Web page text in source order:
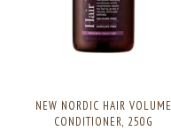
NEW NORDIC HAIR VOLUME
CONDITIONER, 250G